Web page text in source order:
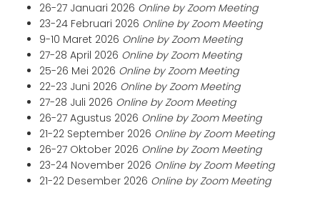
26-27 Januari 2026 Online by Zoom Meeting
23-24 Februari 2026 Online by Zoom Meeting
9-10 Maret 2026 Online by Zoom Meeting
27-28 April 2026 Online by Zoom Meeting
25-26 Mei 2026 Online by Zoom Meeting
22-23 Juni 2026 Online by Zoom Meeting
27-28 Juli 2026 Online by Zoom Meeting
26-27 Agustus 2026 Online by Zoom Meeting
21-22 September 2026 Online by Zoom Meeting
26-27 Oktober 2026 Online by Zoom Meeting
23-24 November 2026 Online by Zoom Meeting
21-22 Desember 2026 Online by Zoom Meeting